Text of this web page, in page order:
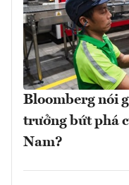
Bloomberg nói
trưởng bứt phá
Nam?